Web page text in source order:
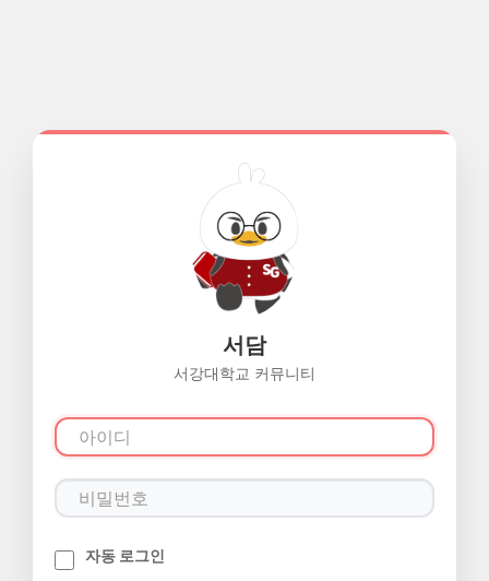
서담
서강대학교 커뮤니티
자동 로그인